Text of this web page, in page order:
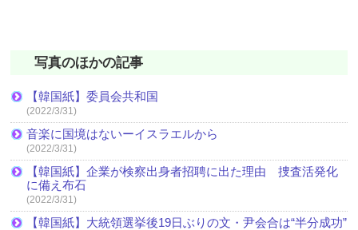
写真のほかの記事
【韓国紙】委員会共和国
(2022/3/31)
音楽に国境はないーイスラエルから
(2022/3/31)
【韓国紙】企業が検察出身者招聘に出た理由 捜査活発化
に備え布石
(2022/3/31)
【韓国紙】大統領選挙後19日ぶりの文・尹会合は“半分成功”